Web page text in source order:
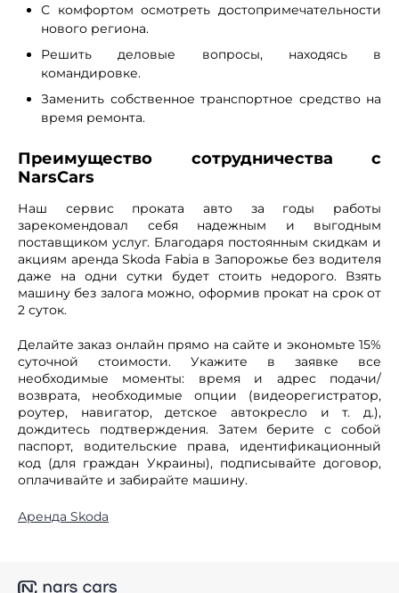
С комфортом осмотреть достопримечательности
нового региона.
Решить деловые вопросы, находясь в
командировке.
Заменить собственное транспортное средство на
время ремонта.
Преимущество сотрудничества с
NarsCars
Наш сервис проката авто за годы работы
зарекомендовал себя надежным и выгодным
поставщиком услуг. Благодаря постоянным скидкам и
акциям аренда Skoda Fabia в Запорожье без водителя
даже на одни сутки будет стоить недорого. Взять
машину без залога можно, оформив прокат на срок от
2 суток.
Делайте заказ онлайн прямо на сайте и экономьте 15%
суточной стоимости. Укажите в заявке все
необходимые моменты: время и адрес подачи/
возврата, необходимые опции (видеорегистратор,
роутер, навигатор, детское автокресло и т. д.),
дождитесь подтверждения. Затем берите с собой
паспорт, водительские права, идентификационный
код (для граждан Украины), подписывайте договор,
оплачивайте и забирайте машину.
Аренда Skoda